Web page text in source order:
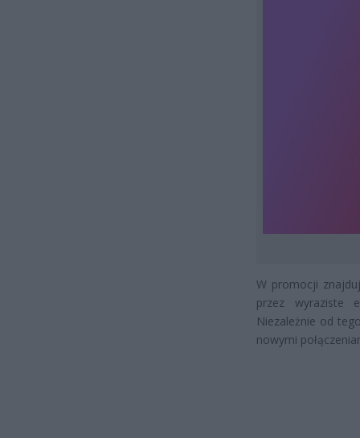
W promocji
przez wyraziste
Niezależnie od
nowymi